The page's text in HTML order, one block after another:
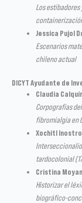
Los
Jessica Pujol
Escenarios
chileno actual
DICYT Ayudante de
Claudia
Corpografías
fibromialgia en
Xochitl
tardocolonial
Cristina
Historizar el
biográfico-